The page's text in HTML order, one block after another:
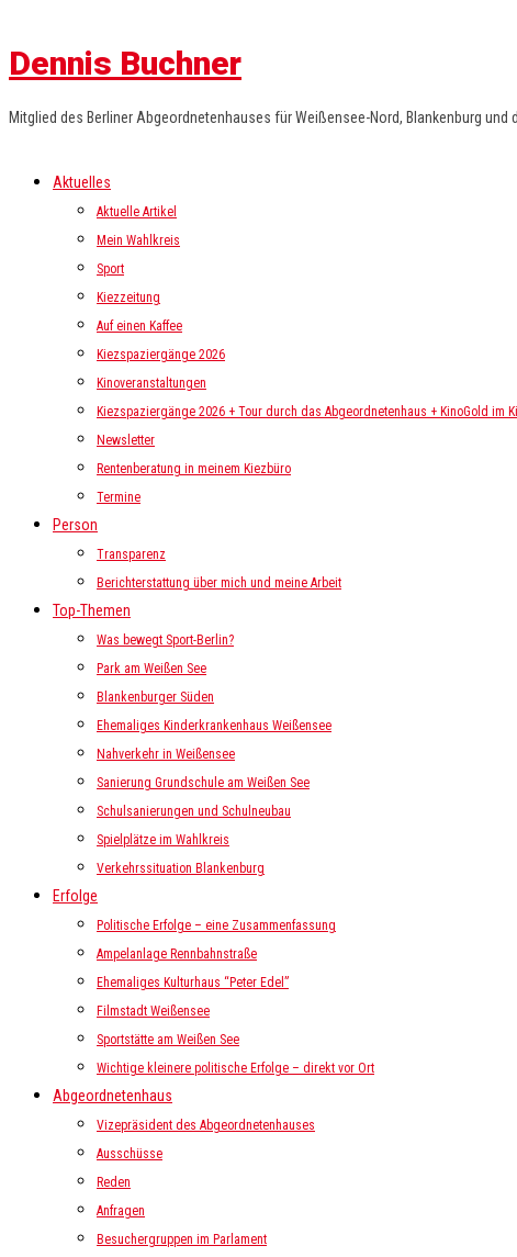
Dennis Buchner
Mitglied des Berliner Abgeordnetenhauses für Weißensee-Nord, Blankenburg
Aktuelles
Aktuelle Artikel
Mein Wahlkreis
Sport
Kiezzeitung
Auf einen Kaffee
Kiezspaziergänge 2026
Kinoveranstaltungen
Kiezspaziergänge 2026 + Tour durch das Abgeordnetenhaus + KinoGold im
Newsletter
Rentenberatung in meinem Kiezbüro
Termine
Person
Transparenz
Berichterstattung über mich und meine Arbeit
Top-Themen
Was bewegt Sport-Berlin?
Park am Weißen See
Blankenburger Süden
Ehemaliges Kinderkrankenhaus Weißensee
Nahverkehr in Weißensee
Sanierung Grundschule am Weißen See
Schulsanierungen und Schulneubau
Spielplätze im Wahlkreis
Verkehrssituation Blankenburg
Erfolge
Politische Erfolge – eine Zusammenfassung
Ampelanlage Rennbahnstraße
Ehemaliges Kulturhaus “Peter Edel”
Filmstadt Weißensee
Sportstätte am Weißen See
Wichtige kleinere politische Erfolge – direkt vor Ort
Abgeordnetenhaus
Vizepräsident des Abgeordnetenhauses
Ausschüsse
Reden
Anfragen
Besuchergruppen im Parlament